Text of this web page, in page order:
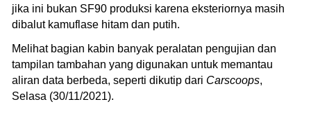
jika ini bukan SF90 produksi karena eksteriornya masih
dibalut kamuflase hitam dan putih.
Melihat bagian kabin banyak peralatan pengujian dan
tampilan tambahan yang digunakan untuk memantau
aliran data berbeda, seperti dikutip dari Carscoops,
Selasa (30/11/2021).